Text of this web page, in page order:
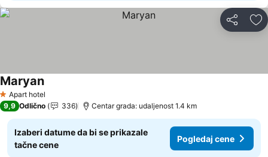
Deli
1 Zvezdice
Apart hotel
Maryan
9,9 Odlično 336 Centar grada: udaljenost 1.4 km
Izaberi datume da bi se prikazale
tačne cene
Pogledaj cene